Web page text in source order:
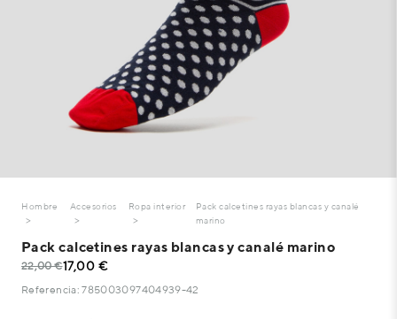
Hombre Accesorios Ropa interior
Pack calcetines rayas blancas y canalé
marino
Pack calcetines rayas blancas y canalé marino
22,00 €17,00 €
Referencia: 785003097404939-42